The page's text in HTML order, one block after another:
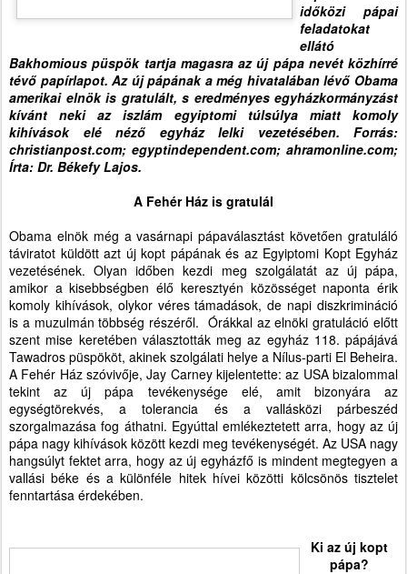
időközi pápai
feladatokat
ellátó
Bakhomious püspök tartja magasra az új pápa nevét közhírré
tévő papírlapot. Az új pápának a még hivatalában lévő Obama
amerikai elnök is gratulált, s eredményes egyházkormányzást
kívánt neki az iszlám egyiptomi túlsúlya miatt komoly
kihívások elé néző egyház lelki vezetésében. Forrás:
christianpost.com; egyptindependent.com; ahramonline.com;
Írta: Dr. Békefy Lajos.
A Fehér Ház is gratulál
Obama elnök még a vasárnapi pápaválasztást követően gratuláló
táviratot küldött azt új kopt pápának és az Egyiptomi Kopt Egyház
vezetésének. Olyan időben kezdi meg szolgálatát az új pápa,
amikor a kisebbségben élő keresztyén közösséget naponta érik
komoly kihívások, olykor véres támadások, de napi diszkrimináció
is a muzulmán többség részéről. Órákkal az elnöki gratuláció előtt
szent mise keretében választották meg az egyház 118. pápájává
Tawadros püspököt, akinek szolgálati helye a Nílus-parti El Beheira.
A Fehér Ház szóvivője, Jay Carney kijelentette: az USA bizalommal
tekint az új pápa tevékenysége elé, amit bizonyára az
egységtörekvés, a tolerancia és a vallásközi párbeszéd
szorgalmazása fog áthatni. Egyúttal emlékeztetett arra, hogy az új
pápa nagy kihívások között kezdi meg tevékenységét. Az USA nagy
hangsúlyt fektet arra, hogy az új egyházfő is mindent megtegyen a
vallási béke és a különféle hitek hívei közötti kölcsönös tisztelet
fenntartása érdekében.
Ki az új kopt
pápa?